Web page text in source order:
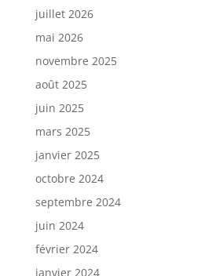
juillet 2026
mai 2026
novembre 2025
août 2025
juin 2025
mars 2025
janvier 2025
octobre 2024
septembre 2024
juin 2024
février 2024
janvier 2024